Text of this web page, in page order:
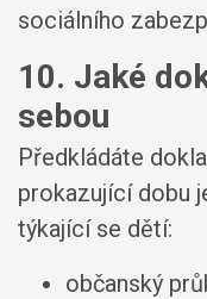
sociálního
10. Jaké
sebou
Předkládáte
prokazující dobu
týkající se dětí:
občanský